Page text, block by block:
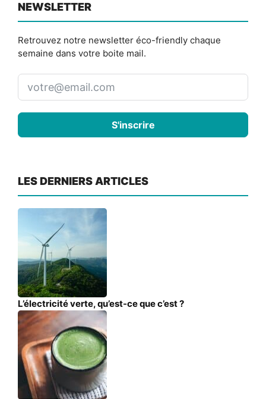
NEWSLETTER
Retrouvez notre newsletter éco-friendly chaque
semaine dans votre boite mail.
S'inscrire
LES DERNIERS ARTICLES
L’électricité verte, qu’est-ce que c’est ?